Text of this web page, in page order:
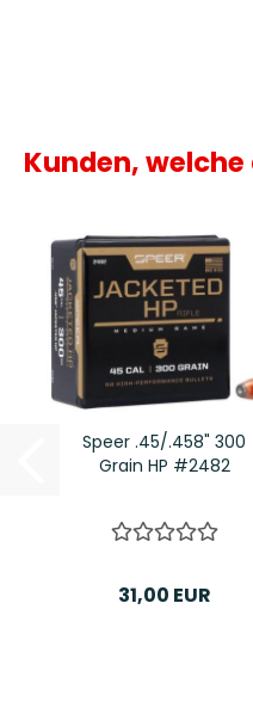
Kunden,
Speer .45/.458" 300
Grain HP #2482
31,00 EUR